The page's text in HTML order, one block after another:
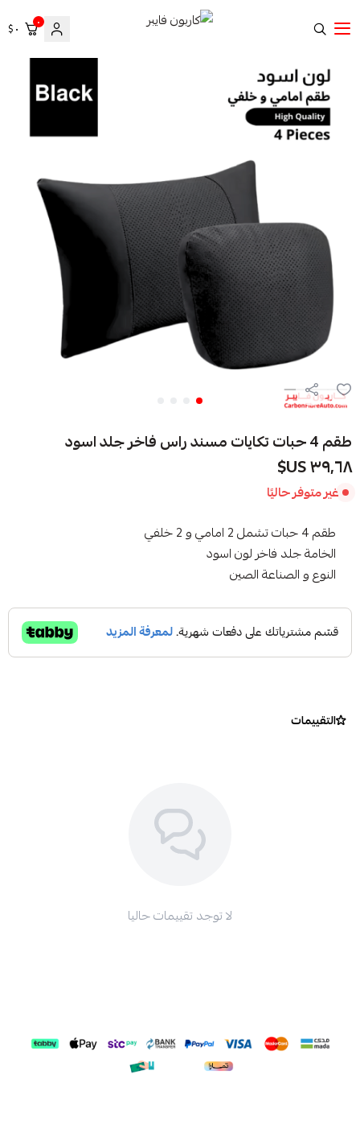
٠ ٠ $
طقم 4 حبات تكايات مسند راس فاخر جلد اسود
٣٩٫٦٨ US$
غير متوفر حاليًا
طقم 4 حبات تشمل 2 امامي و 2 خلفي
الخامة جلد فاخر لون اسود
النوع و الصناعة الصين
التقييمات
لا توجد تقييمات حاليا